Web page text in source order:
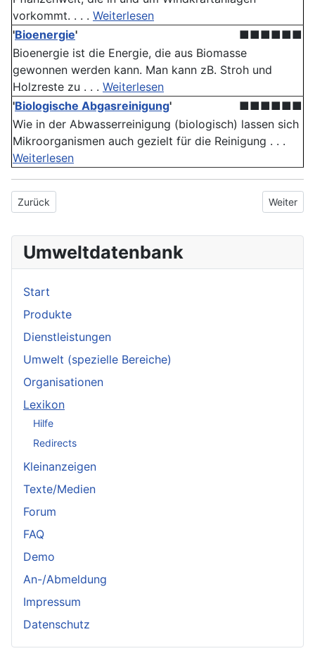
vorkommt. . . . Weiterlesen
'Bioenergie'
■■■■■■
Bioenergie ist die Energie, die aus Biomasse
gewonnen werden kann. Man kann zB. Stroh und
Holzreste zu . . . Weiterlesen
'Biologische Abgasreinigung'
■■■■■■
Wie in der Abwasserreinigung (biologisch) lassen sich
Mikroorganismen auch gezielt für die Reinigung . . .
Weiterlesen
Vorheriger Beitrag: Ausrottung
Zurück Nächster
Weiter
Umweltdatenbank
Start
Produkte
Dienstleistungen
Umwelt (spezielle Bereiche)
Organisationen
Lexikon
Hilfe
Redirects
Kleinanzeigen
Texte/Medien
Forum
FAQ
Demo
An-/Abmeldung
Impressum
Datenschutz